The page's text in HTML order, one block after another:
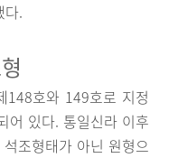
다.
148호와 149호로 지정
어 있다. 통일신라 이후
조형태가 아닌 원형으